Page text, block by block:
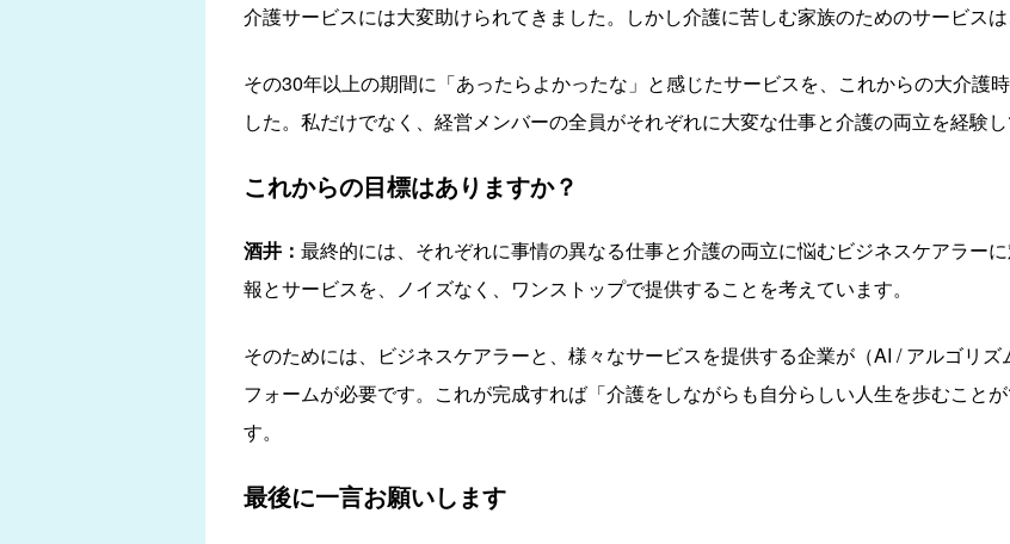
介護サービスには大変助けられてきました。しかし介護に苦しむ家族のためのサービス
その30年以上の期間に「あったらよかったな」と感じたサービスを、これからの大介護
した。私だけでなく、経営メンバーの全員がそれぞれに大変な仕事と介護の両立を経験し
これからの目標はありますか？
酒井： 最終的には、それぞれに事情の異なる仕事と介護の両立に悩むビジネスケアラー
報とサービスを、ノイズなく、ワンストップで提供することを考えています。
そのためには、ビジネスケアラーと、様々なサービスを提供する企業が（AI / アルゴリ
フォームが必要です。これが完成すれば「介護をしながらも自分らしい人生を歩むこと
す。
最後に一言お願いします